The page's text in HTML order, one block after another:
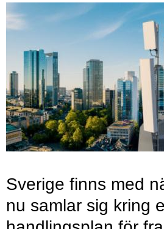
Sverige finns med
nu samlar sig kring